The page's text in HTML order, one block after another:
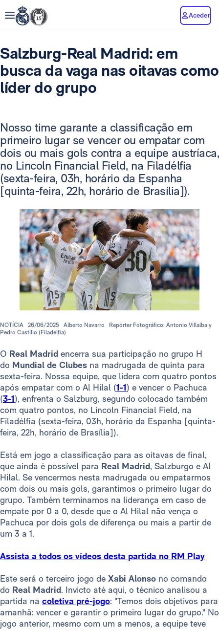
Aceder
Salzburg-Real Madrid: em
busca da vaga nas oitavas como
líder do grupo
Nosso time garante a classificação em
primeiro lugar se vencer ou empatar com
dois ou mais gols contra a equipe austríaca,
no Lincoln Financial Field, na Filadélfia
(sexta-feira, 03h, horário da Espanha
[quinta-feira, 22h, horário de Brasília]).
NOTÍCIA 26/06/2025 Alberto Navarro
Repórter Fotográfico: Antonio Villalba y
Pedro Castillo (Filadelfia)
O Real Madrid encerra sua participação no grupo H
do Mundial de Clubes na madrugada de quinta para
sexta-feira. Nossa equipe, que lidera com quatro pontos
após empatar com o Al Hilal (1-1) e vencer o Pachuca
(3-1), enfrenta o Salzburg, segundo colocado também
com quatro pontos, no Lincoln Financial Field, na
Filadélfia (sexta-feira, 03h, horário da Espanha [quinta-
feira, 22h, horário de Brasília]).
Está em jogo a classificação para as oitavas de final,
que ainda é possível para Real Madrid, Salzburgo e Al
Hilal. Se vencermos nesta madrugada ou empatarmos
com dois ou mais gols, garantimos o primeiro lugar do
grupo. Também terminamos na liderança em caso de
empate por 0 a 0, desde que o Al Hilal não vença o
Pachuca por dois gols de diferença ou mais a partir de
um 3 a 1.
Assista a todos os vídeos desta partida no RM Play
Este será o terceiro jogo de Xabi Alonso no comando
do Real Madrid. Invicto até aqui, o técnico analisou a
partida na coletiva pré-jogo: "Temos dois objetivos para
amanhã: vencer e garantir o primeiro lugar do grupo." No
jogo anterior, mesmo com um a menos, a equipe teve